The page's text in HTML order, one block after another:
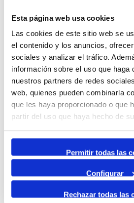
Esta página web usa cookies
Las cookies de este sitio web se
el contenido y los anuncios,
sociales y analizar el tráfico.
información sobre el uso que haga
nuestros partners de redes
web, quienes pueden combinarla
que les haya proporcionado o que
partir del uso que haya hecho de
Permitir todas las
Configurar
Rechazar todas las
juny, 2026
Per mes
Anar a un mes
juny 2026
dimecres 03
Saló Internacional de la Logística i de
Agenda Negoci Solid bulk